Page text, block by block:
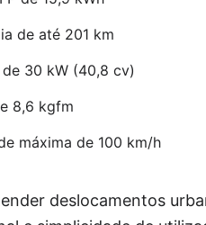
de até 201 km
30 kW (40,8 cv)
8,6 kgfm
máxima de 100 km/h
deslocamentos